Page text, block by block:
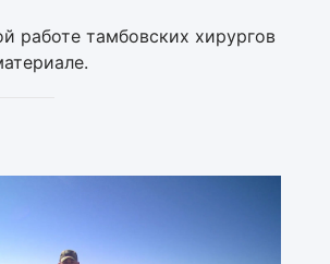
работе тамбовских хирургов